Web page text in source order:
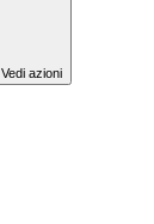
Vedi azioni